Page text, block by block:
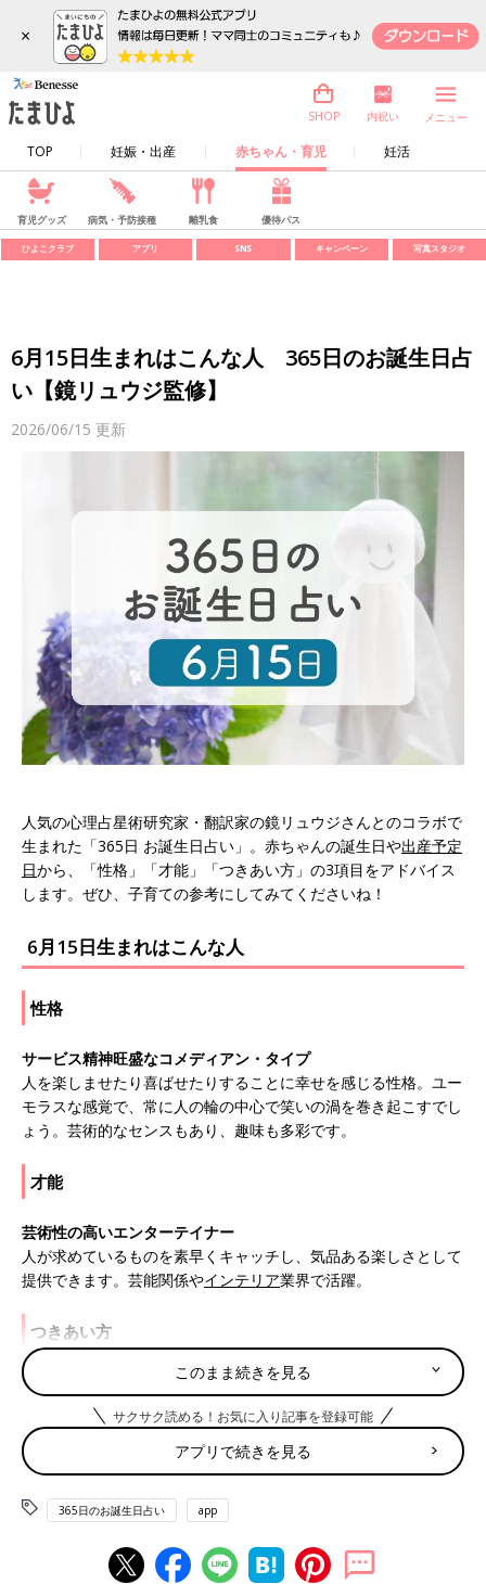
×
TOP 妊娠・出産 赤ちゃん・育児 妊活
SHOP 内祝い メニュー
育児グッズ 病気・予防接種 離乳食 優待パス
ひよこクラブ アプリ SNS キャンペーン 写真スタジオ
6月15日生まれはこんな人 365日のお誕生日占
い【鏡リュウジ監修】
2026/06/15 更新
人気の心理占星術研究家・翻訳家の鏡リュウジさんとのコラボで
生まれた「365日 お誕生日占い」。赤ちゃんの誕生日や出産予定
日から、「性格」「才能」「つきあい方」の3項目をアドバイス
します。ぜひ、子育ての参考にしてみてくださいね！
6月15日生まれはこんな人
性格
サービス精神旺盛なコメディアン・タイプ
人を楽しませたり喜ばせたりすることに幸せを感じる性格。ユー
モラスな感覚で、常に人の輪の中心で笑いの渦を巻き起こすでし
ょう。芸術的なセンスもあり、趣味も多彩です。
才能
芸術性の高いエンターテイナー
人が求めているものを素早くキャッチし、気品ある楽しさとして
提供できます。芸能関係やインテリア業界で活躍。
つきあい方
一人の時間を充実させましょう
人との交流を楽しむ一方、一人の時間を持てあましがち。せっか
くのセンスを磨く機会なので絵や音楽に親しませて。
6月15日は何の日
赤ちゃん、ママ・パパのお誕生日を入れて占おう！鏡リュウジ監
このまま続きを見る
サクサク読める！お気に入り記事を登録可能
アプリで続きを見る
365日のお誕生日占い app